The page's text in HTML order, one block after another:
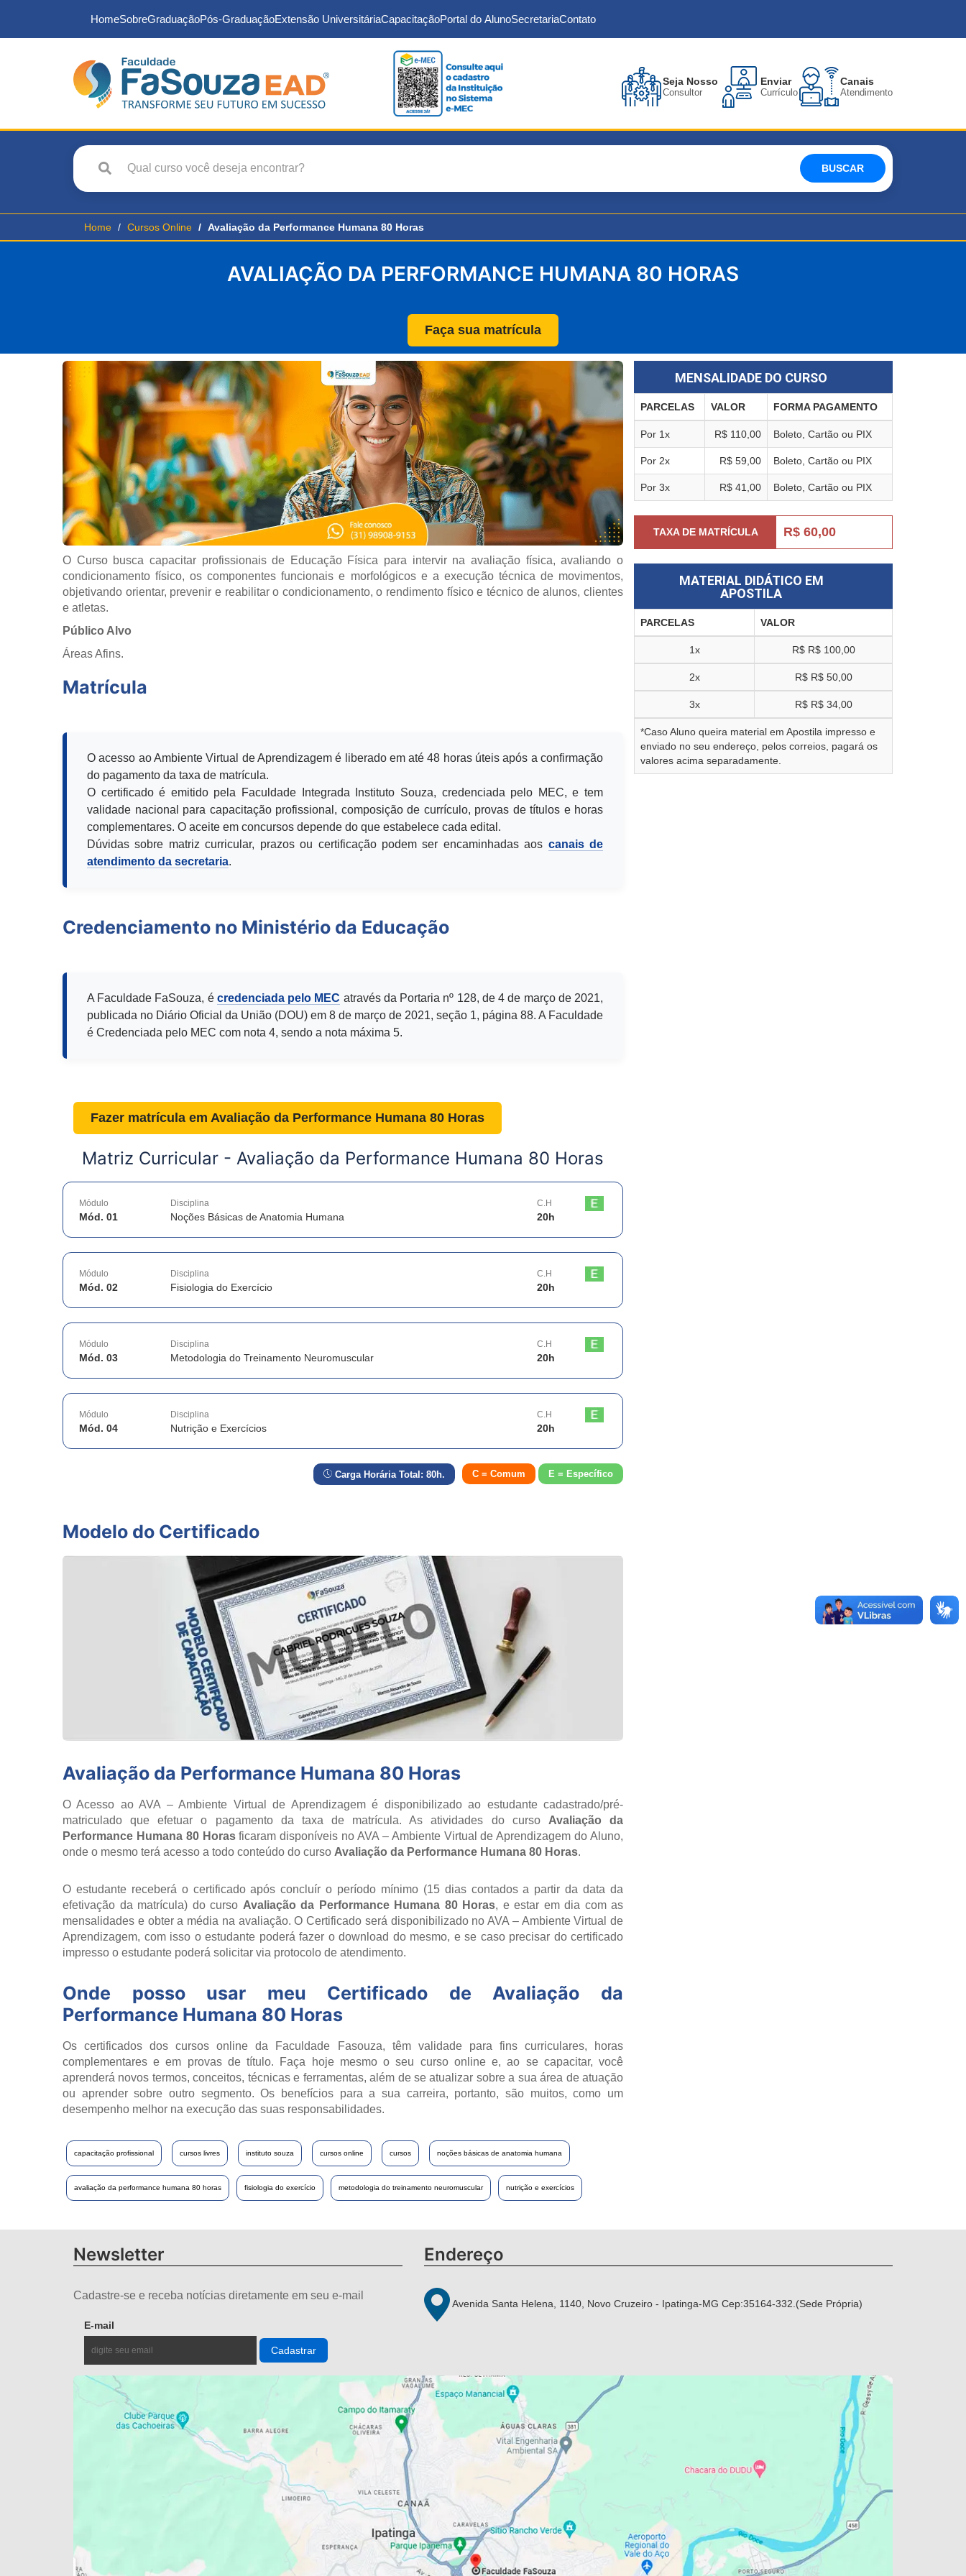
HomeSobreGraduaçãoPós-GraduaçãoExtensão UniversitáriaCapacitaçãoPortal do AlunoSecretariaContato
Seja Nosso
Consultor
Enviar
Currículo
Canais
Atendimento
BUSCAR
Home Cursos Online Avaliação da Performance Humana 80 Horas
AVALIAÇÃO DA PERFORMANCE HUMANA 80 HORAS
Faça sua matrícula
O Curso busca capacitar profissionais de Educação Física para intervir na avaliação física, avaliando o
condicionamento físico, os componentes funcionais e morfológicos e a execução técnica de movimentos,
objetivando orientar, prevenir e reabilitar o condicionamento, o rendimento físico e técnico de alunos, clientes
e atletas.
Público Alvo
Áreas Afins.
Matrícula
O acesso ao Ambiente Virtual de Aprendizagem é liberado em até 48 horas úteis após a confirmação
do pagamento da taxa de matrícula.
O certificado é emitido pela Faculdade Integrada Instituto Souza, credenciada pelo MEC, e tem
validade nacional para capacitação profissional, composição de currículo, provas de títulos e horas
complementares. O aceite em concursos depende do que estabelece cada edital.
Dúvidas sobre matriz curricular, prazos ou certificação podem ser encaminhadas aos canais de
atendimento da secretaria.
Credenciamento no Ministério da Educação
A Faculdade FaSouza, é credenciada pelo MEC através da Portaria nº 128, de 4 de março de 2021,
publicada no Diário Oficial da União (DOU) em 8 de março de 2021, seção 1, página 88. A Faculdade
é Credenciada pelo MEC com nota 4, sendo a nota máxima 5.
Fazer matrícula em Avaliação da Performance Humana 80 Horas
Matriz Curricular - Avaliação da Performance Humana 80 Horas
Módulo
Mód. 01
Disciplina
Noções Básicas de Anatomia Humana
C.H
20h
Módulo
Mód. 02
Disciplina
Fisiologia do Exercício
C.H
20h
Módulo
Mód. 03
Disciplina
Metodologia do Treinamento Neuromuscular
C.H
20h
Módulo
Mód. 04
Disciplina
Nutrição e Exercícios
C.H
20h
Carga Horária Total: 80h. C = Comum E = Específico
Modelo do Certificado
Avaliação da Performance Humana 80 Horas
O Acesso ao AVA – Ambiente Virtual de Aprendizagem é disponibilizado ao estudante cadastrado/pré-
matriculado que efetuar o pagamento da taxa de matrícula. As atividades do curso Avaliação da
Performance Humana 80 Horasficaram disponíveis no AVA – Ambiente Virtual de Aprendizagem do Aluno,
onde o mesmo terá acesso a todo conteúdo do curso Avaliação da Performance Humana 80 Horas.
O estudante receberá o certificado após concluír o período mínimo (15 dias contados a partir da data da
efetivação da matrícula) do curso Avaliação da Performance Humana 80 Horas, e estar em dia com as
mensalidades e obter a média na avaliação. O Certificado será disponibilizado no AVA – Ambiente Virtual de
Aprendizagem, com isso o estudante poderá fazer o download do mesmo, e se caso precisar do certificado
impresso o estudante poderá solicitar via protocolo de atendimento.
Onde posso usar meu Certificado de Avaliação da
Performance Humana 80 Horas
Os certificados dos cursos online da Faculdade Fasouza, têm validade para fins curriculares, horas
complementares e em provas de título. Faça hoje mesmo o seu curso online e, ao se capacitar, você
aprenderá novos termos, conceitos, técnicas e ferramentas, além de se atualizar sobre a sua área de atuação
ou aprender sobre outro segmento. Os benefícios para a sua carreira, portanto, são muitos, como um
desempenho melhor na execução das suas responsabilidades.
capacitação profissional cursos livres instituto souza cursos online cursos noções básicas de anatomia humana
avaliação da performance humana 80 horas fisiologia do exercício metodologia do treinamento neuromuscular nutrição e exercícios
MENSALIDADE DO CURSO
PARCELAS VALOR FORMA PAGAMENTO
Por 1x R$ 110,00 Boleto, Cartão ou PIX
Por 2x R$ 59,00 Boleto, Cartão ou PIX
Por 3x R$ 41,00 Boleto, Cartão ou PIX
TAXA DE MATRÍCULA R$ 60,00
MATERIAL DIDÁTICO EM
APOSTILA
PARCELAS VALOR
1x R$ R$ 100,00
2x R$ R$ 50,00
3x R$ R$ 34,00
*Caso Aluno queira material em Apostila impresso e
enviado no seu endereço, pelos correios, pagará os
valores acima separadamente.
Newsletter
Cadastre-se e receba notícias diretamente em seu e-mail
E-mail
Endereço
Avenida Santa Helena, 1140, Novo Cruzeiro - Ipatinga-MG Cep:35164-332.(Sede Própria)